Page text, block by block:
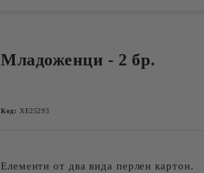
Младоженци - 2 бр.
Код: ХЕ25293
Елементи от два вида перлен картон.